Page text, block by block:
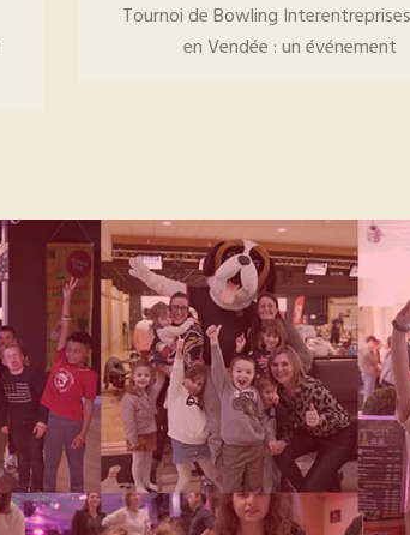
Tournoi de Bowling
en Vendée : un événement